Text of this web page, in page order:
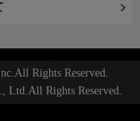
Rights Reserved.
Ltd.All Rights Reserved.